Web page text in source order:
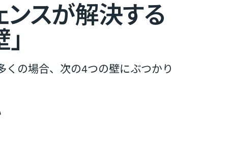
ンスが解決する
の場合、次の4つの壁にぶつかり